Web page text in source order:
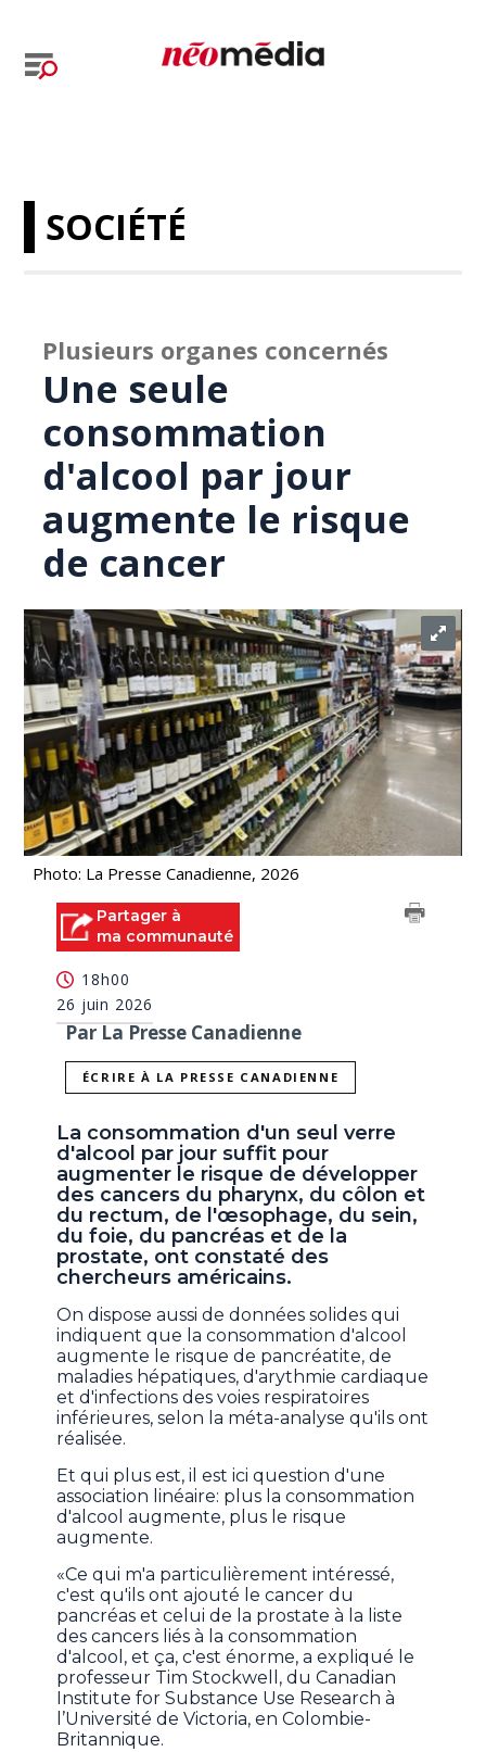
SOCIÉTÉ
Plusieurs organes concernés
Une seule
consommation
d'alcool par jour
augmente le risque
de cancer
Photo: La Presse Canadienne, 2026
Partager à
ma communauté
18h00
26 juin 2026
Par La Presse Canadienne
ÉCRIRE À LA PRESSE CANADIENNE
La consommation d'un seul verre
d'alcool par jour suffit pour
augmenter le risque de développer
des cancers du pharynx, du côlon et
du rectum, de l'œsophage, du sein,
du foie, du pancréas et de la
prostate, ont constaté des
chercheurs américains.
On dispose aussi de données solides qui
indiquent que la consommation d'alcool
augmente le risque de pancréatite, de
maladies hépatiques, d'arythmie cardiaque
et d'infections des voies respiratoires
inférieures, selon la méta-analyse qu'ils ont
réalisée.
Et qui plus est, il est ici question d'une
association linéaire: plus la consommation
d'alcool augmente, plus le risque
augmente.
«Ce qui m'a particulièrement intéressé,
c'est qu'ils ont ajouté le cancer du
pancréas et celui de la prostate à la liste
des cancers liés à la consommation
d'alcool, et ça, c'est énorme, a expliqué le
professeur Tim Stockwell, du Canadian
Institute for Substance Use Research à
l’Université de Victoria, en Colombie-
Britannique.